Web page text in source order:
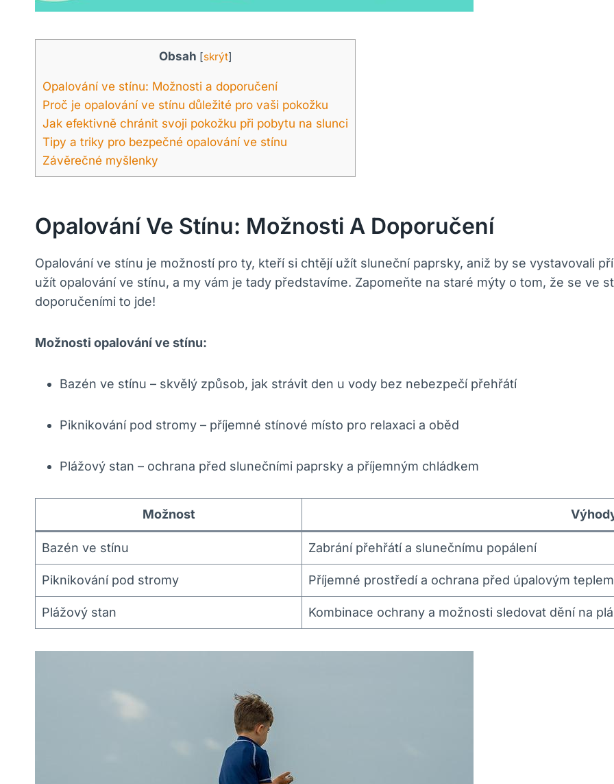
Obsah [skrýt]
Opalování ve stínu: Možnosti a doporučení
Proč je opalování ve stínu důležité pro vaši pokožku
Jak efektivně chránit svoji pokožku při pobytu na slunci
Tipy a triky pro bezpečné opalování ve stínu
Závěrečné myšlenky
Opalování Ve Stínu: Možnosti A Doporučení
Opalování ve stínu je možností pro ty, kteří si chtějí užít sluneční paprsky, aniž by se vystavovali
užít opalování ve stínu, a my vám je tady představíme. Zapomeňte na staré mýty o tom, že se ve
doporučeními to jde!
Možnosti opalování ve stínu:
Bazén ve stínu – skvělý způsob, jak strávit den u vody bez nebezpečí přehřátí
Piknikování pod stromy – příjemné stínové místo pro relaxaci a oběd
Plážový stan – ochrana před slunečními paprsky a příjemným chládkem
Možnost
Bazén ve stínu Zabrání přehřátí a slunečnímu popálení
Piknikování pod stromy Příjemné prostředí a ochrana před úpalovým teplem
Plážový stan Kombinace ochrany a možnosti sledovat dění na